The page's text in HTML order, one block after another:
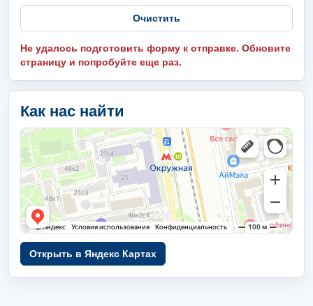
Очистить
Не удалось подготовить форму к отправке. Обновите
страницу и попробуйте еще раз.
Как нас найти
Открыть в Яндекс Картах